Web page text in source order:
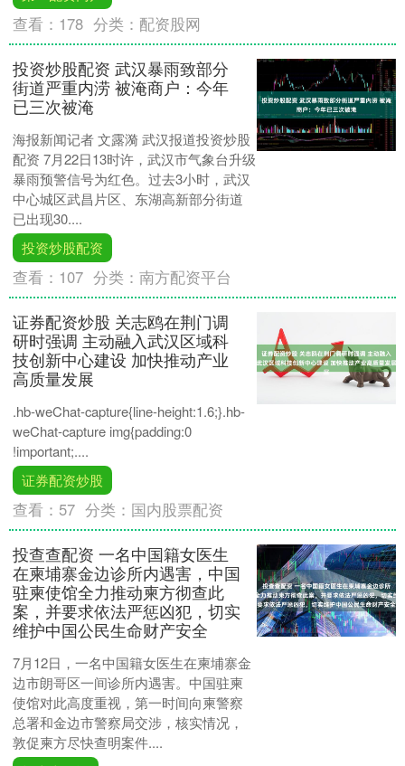
查看： 178 分类： 配资股网
投资炒股配资 武汉暴雨致部分
街道严重内涝 被淹商户：今年
已三次被淹
海报新闻记者 文露漪 武汉报道投资炒股
配资 7月22日13时许，武汉市气象台升级
暴雨预警信号为红色。过去3小时，武汉
中心城区武昌片区、东湖高新部分街道
已出现30....
投资炒股配资
查看： 107 分类：南方配资平台
证券配资炒股 关志鸥在荆门调
研时强调 主动融入武汉区域科
技创新中心建设 加快推动产业
高质量发展
.hb-weChat-capture{line-height:1.6;}.hb-
weChat-capture img{padding:0
!important;....
证券配资炒股
查看： 57 分类： 国内股票配资
投查查配资 一名中国籍女医生
在柬埔寨金边诊所内遇害，中国
驻柬使馆全力推动柬方彻查此
案，并要求依法严惩凶犯，切实
维护中国公民生命财产安全
7月12日，一名中国籍女医生在柬埔寨金
边市朗哥区一间诊所内遇害。中国驻柬
使馆对此高度重视，第一时间向柬警察
总署和金边市警察局交涉，核实情况，
敦促柬方尽快查明案件....